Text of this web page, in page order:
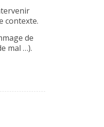
contexte.
de
mal …).